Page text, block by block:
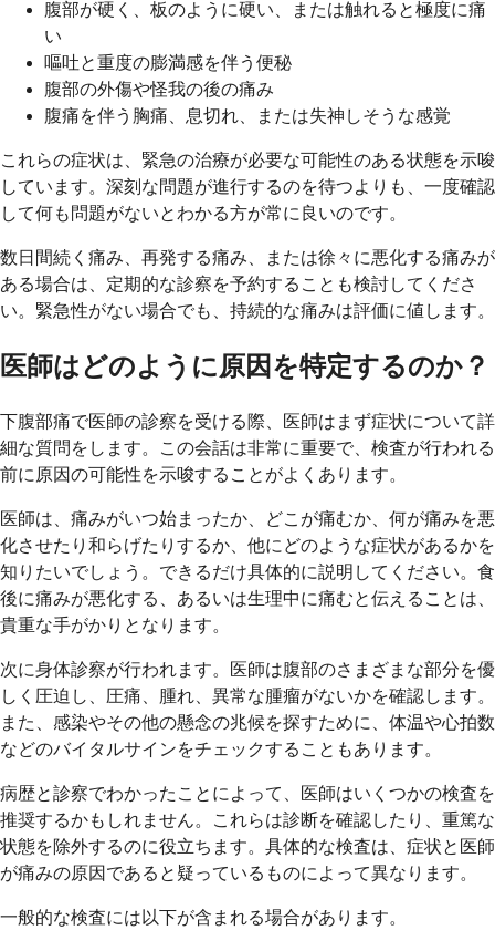
腹部が硬く、板のように硬い、または触れると極度に痛
い
嘔吐と重度の膨満感を伴う便秘
腹部の外傷や怪我の後の痛み
腹痛を伴う胸痛、息切れ、または失神しそうな感覚
これらの症状は、緊急の治療が必要な可能性のある状態を示唆
しています。深刻な問題が進行するのを待つよりも、一度確認
して何も問題がないとわかる方が常に良いのです。
数日間続く痛み、再発する痛み、または徐々に悪化する痛みが
ある場合は、定期的な診察を予約することも検討してくださ
い。緊急性がない場合でも、持続的な痛みは評価に値します。
医師はどのように原因を特定するのか？
下腹部痛で医師の診察を受ける際、医師はまず症状について詳
細な質問をします。この会話は非常に重要で、検査が行われる
前に原因の可能性を示唆することがよくあります。
医師は、痛みがいつ始まったか、どこが痛むか、何が痛みを悪
化させたり和らげたりするか、他にどのような症状があるかを
知りたいでしょう。できるだけ具体的に説明してください。食
後に痛みが悪化する、あるいは生理中に痛むと伝えることは、
貴重な手がかりとなります。
次に身体診察が行われます。医師は腹部のさまざまな部分を優
しく圧迫し、圧痛、腫れ、異常な腫瘤がないかを確認します。
また、感染やその他の懸念の兆候を探すために、体温や心拍数
などのバイタルサインをチェックすることもあります。
病歴と診察でわかったことによって、医師はいくつかの検査を
推奨するかもしれません。これらは診断を確認したり、重篤な
状態を除外するのに役立ちます。具体的な検査は、症状と医師
が痛みの原因であると疑っているものによって異なります。
一般的な検査には以下が含まれる場合があります。